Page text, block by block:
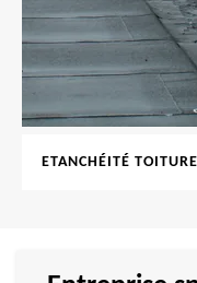
ETANCHÉITÉ